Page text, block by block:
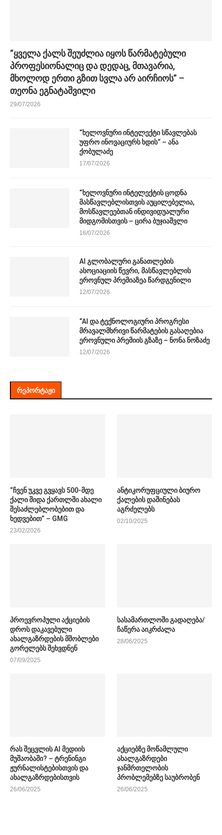
“ყველა ქალს შეუძლია იყოს წარმატებული
პროფესიონალიც და დედაც, მთავარია,
მხოლოდ ერთი გზით სვლა არ აირჩიოს” –
თეონა ეგნატაშვილი
29/07/2026
“ხელოვნური ინტელექტი სწავლებას
უფრო ინოვაციურს ხდის“ – ანა
ქობულაძე
17/07/2026
“ხელოვნური ინტელექტის ცოდნა
მასწავლებლისთვის აუცილებელია,
მოსწავლეებთან ინდივიდუალური
მიდგომისთვის – ცირა ბუჯიაშვლი
16/07/2026
AI გლობალური განათლების
ასოციაციის წევრი, მასწავლებლის
ეროვნულ პრემიაზეა წარდგენილი
12/07/2026
“AI და ტექნოლოგიური პროგრესი
მრავალმხრივი წარმატების გასაღებია
ეროვნული პრემიის გზაზე – ნონა ნოზაძე
12/07/2026
ᲠᲔᲞᲝᲠᲢᲐᲟᲘ
“ჩვენ უკვე გვყავს 500-მდე
ქალი შიდა ქართლში ახალი
შესაძლებლობებით და
ხედვებით” – GMG
23/02/2026
ანტიკორუფციული ბიურო
ქალების დაშინებას
აგრძელებს
02/10/2025
პროევროპული აქციების
დროს დაკავებული
ახალგაზრდების მშობლები
გორელებს შეხვდნენ
07/09/2025
სასამართლოში გადაღება/
ჩაწერა აიკრძალა
28/06/2025
რას შეცვლის AI მედიის
მუშაობაში? – ტრენინგი
ჟურნალისტებისთვის და
ახალგაზრდებისთვის
26/06/2025
აქციებზე მოწამლული
ახალგაზრდები
ჯანმრთელობის
პრობლემებზე საუბრობენ
26/06/2025